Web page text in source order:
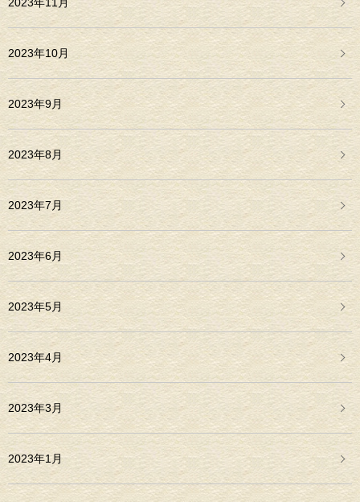
2023年10月
2023年9月
2023年8月
2023年7月
2023年6月
2023年5月
2023年4月
2023年3月
2023年1月